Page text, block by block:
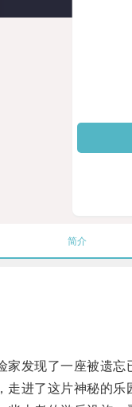
简介
发现了一座被遗忘
进了这片神秘的乐